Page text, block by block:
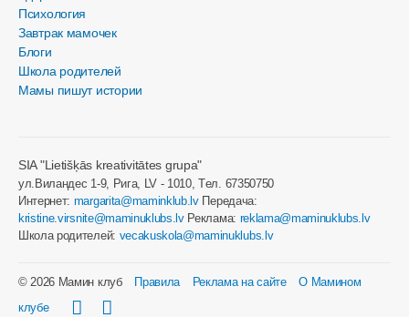
Психология
Завтрак мамочек
Блоги
Школа родителей
Мамы пишут истории
SIA "Lietišķās kreativitātes grupa"
ул.Виландес 1-9, Рига, LV - 1010, Tел. 67350750
Интернет: margarita@maminklub.lvПередача:
kristine.virsnite@maminuklubs.lvРеклама: reklama@maminuklubs.lv
Школа родителей: vecakuskola@maminuklubs.lv
© 2026 Мамин клуб Правила Реклама на сайте
О Мамином
клубе